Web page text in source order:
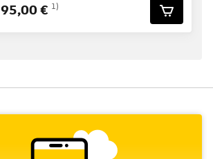
95,00 € 1)